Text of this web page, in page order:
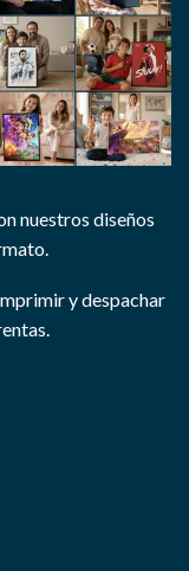
nuestros diseños
y despachar